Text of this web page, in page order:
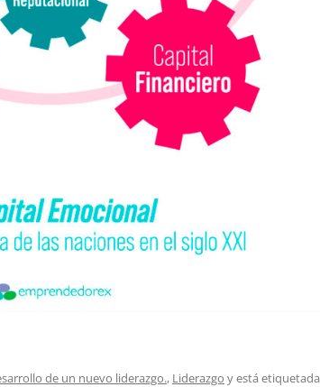
de un nuevo liderazgo., Liderazgo y está etiquetada